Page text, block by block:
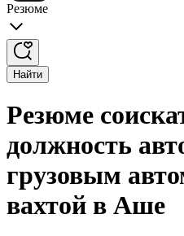
Резюме
Найти
Резюме
должность
грузовым
вахтой в Аше